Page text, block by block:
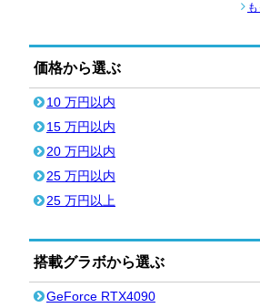
価格から選ぶ
10 万円以内
15 万円以内
20 万円以内
25 万円以内
25 万円以上
搭載グラボから選ぶ
GeForce RTX4090